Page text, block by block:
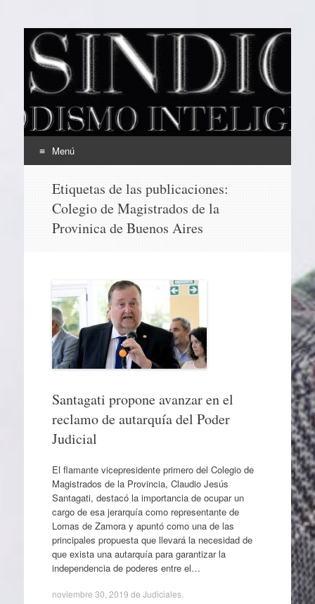
EL SINDICAL
Periodismo Inteligente
Menú
contenido
Etiquetas de las publicaciones:
Colegio de Magistrados de la
Provinica de Buenos Aires
Santagati propone avanzar en el
reclamo de autarquía del Poder
Judicial
El flamante vicepresidente primero del Colegio de
Magistrados de la Provincia, Claudio Jesús
Santagati, destacó la importancia de ocupar un
cargo de esa jerarquía como representante de
Lomas de Zamora y apuntó como una de las
principales propuesta que llevará la necesidad de
que exista una autarquía para garantizar la
independencia de poderes entre el…
noviembre 30, 2019 de Judiciales.